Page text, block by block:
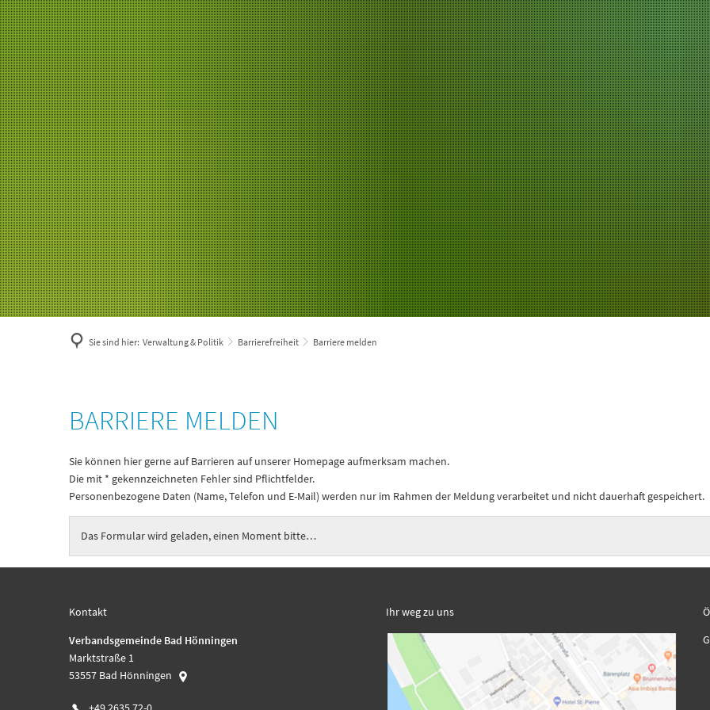
Verwaltung & Politik Unsere Region
Sie sind hier: Verwaltung & Politik Barrierefreiheit Barriere melden
Barriere
melden
BARRIERE MELDEN
Sie können hier gerne auf Barrieren auf unserer Homepage aufmerksam machen.
Die mit * gekennzeichneten Fehler sind Pflichtfelder.
Personenbezogene Daten (Name, Telefon und E-Mail) werden nur im Rahmen der Meldung verarbeitet und nicht dauerhaft gespeichert.
Das Formular wird geladen, einen Moment bitte…
Kontakt
Verbandsgemeinde Bad Hönningen
Marktstraße 1
53557 Bad Hönningen
Ihr weg zu uns